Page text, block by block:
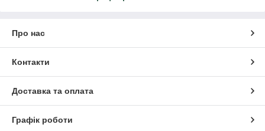
Про нас
Контакти
Доставка та оплата
Графік роботи